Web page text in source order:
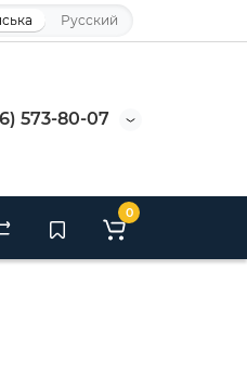
Русский
573-80-07
0